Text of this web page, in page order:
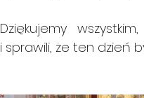
Dziękujemy
i sprawili, że ten dzień